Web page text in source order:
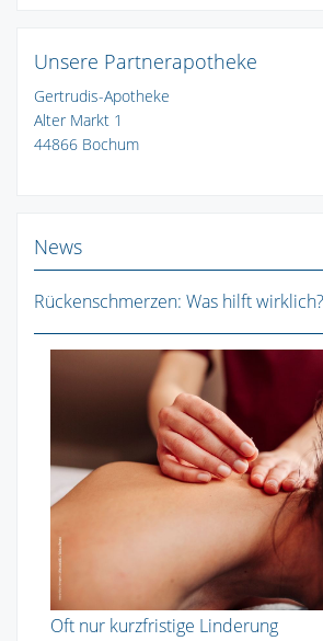
Unsere Partnerapotheke
Gertrudis-Apotheke
Alter Markt 1
44866 Bochum
News
Rückenschmerzen: Was hilft wirklich?
Oft nur kurzfristige Linderung